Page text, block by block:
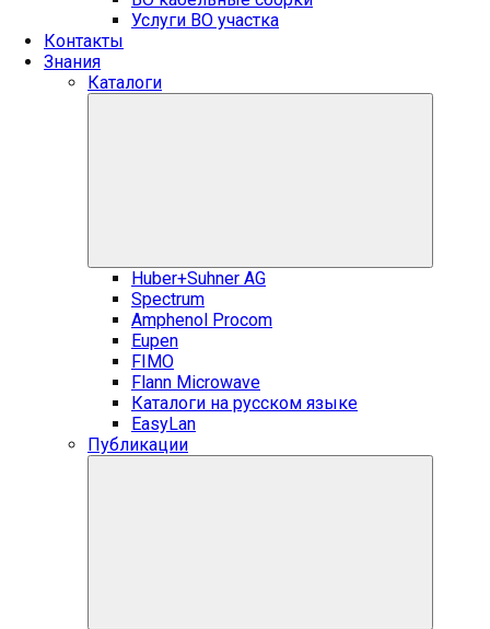
Услуги ВО участка
Контакты
Знания
Каталоги
Huber+Suhner AG
Spectrum
Amphenol Procom
Eupen
FIMO
Flann Microwave
Каталоги на русском языке
EasyLan
Публикации